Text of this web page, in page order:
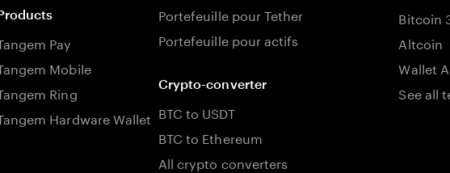
Pay
Mobile
Ring
Hardware Wallet
Portefeuille pour Tether
Portefeuille pour actifs
Crypto-converter
BTC to USDT
BTC to Ethereum
All crypto converters
Bitcoin
Altcoin
Wallet
See all